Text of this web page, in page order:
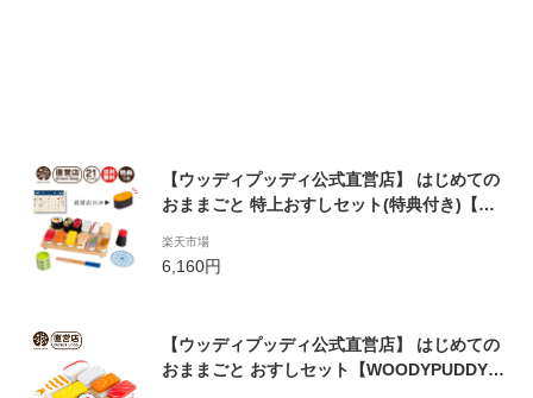
【ウッディプッディ公式直営店】 はじめての
おままごと 特上おすしセット(特典付き)【W
木製 お寿司 マグネット 出産祝い おもちゃ ま
まごと おままごと キッチン 知育玩具 子供 】
楽天市場
6,160円
【ウッディプッディ公式直営店】 はじめての
おままごと おすしセット【WOODYPUDDY